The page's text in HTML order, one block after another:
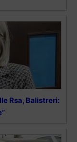
Rsa, Balistreri: